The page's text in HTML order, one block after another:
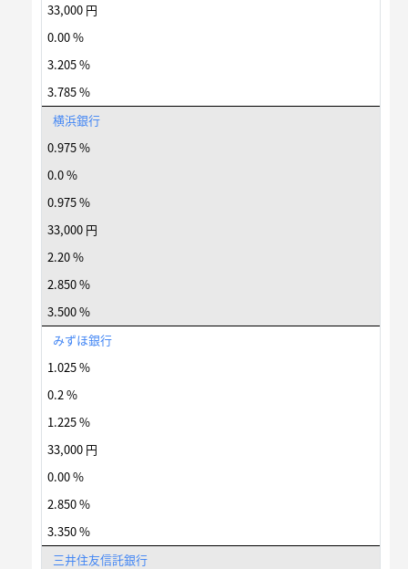
33,000 円
0.00 %
3.205 %
3.785 %
横浜銀行
0.975 %
0.0 %
0.975 %
33,000 円
2.20 %
2.850 %
3.500 %
みずほ銀行
1.025 %
0.2 %
1.225 %
33,000 円
0.00 %
2.850 %
3.350 %
三井住友信託銀行